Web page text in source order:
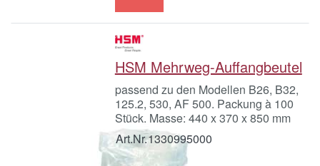
HSM Mehrweg-Auffangbeutel
passend zu den Modellen B26, B32,
125.2, 530, AF 500. Packung à 100
Stück. Masse: 440 x 370 x 850 mm
Art.Nr.1330995000